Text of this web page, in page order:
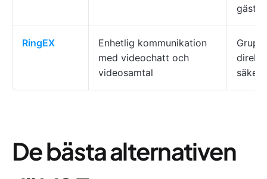
RingEX
Enhetlig kommunikation
med videochatt och
videosamtal
säker
De bästa alternativen